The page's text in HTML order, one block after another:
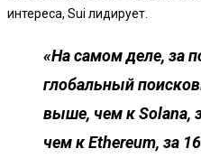
интереса, Sui лидирует.
«На самом деле, за
глобальный
выше, чем к Solana,
чем к Ethereum, за